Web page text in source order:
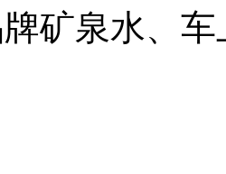
矿泉水、车